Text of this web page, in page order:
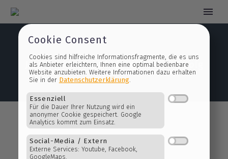
Cookie Consent
Cookies sind hilfreiche Informationsfragmente, die es
als Anbieter erleichtern, Ihnen eine optimal bedienbare
Website anzubieten. Weitere Informationen dazu
Sie in derDatenschutzerklärung.
Essenziell
Für die Dauer Ihrer Nutzung wird ein
anonymer Cookie gespeichert. Google
Analytics kommt zum Einsatz.
Jazz am Kloster 2022 – ein voller Erfolg